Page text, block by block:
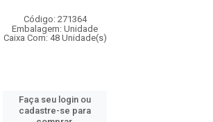
Código: 271364
Embalagem: Unidade
Caixa Com: 48 Unidade(s)
Faça seu login ou
cadastre-se para